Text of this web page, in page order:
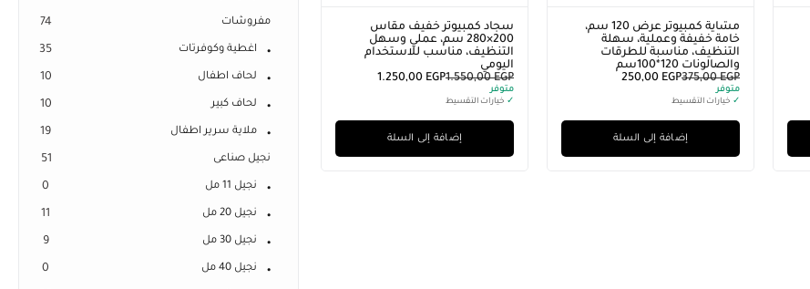
مشاية كمبيوتر عرض 120 سم،
خامة خفيفة وعملية، سهلة
التنظيف، مناسبة للطرقات
والصالونات 120*100سم
375,00EGP
250,00 EGP
متوفر
✓ خيارات التقسيط
إضافة إلى السلة
سجاد كمبيوتر خفيف مقاس
200×280 سم، عملي وسهل
التنظيف، مناسب للاستخدام
اليومي
1.550,00EGP
1.250,00 EGP
متوفر
✓ خيارات التقسيط
إضافة إلى السلة
مفروشات 74
اغطية وكوفرتات 35
لحاف اطفال 10
لحاف كبير 10
ملاية سرير اطفال 19
نجيل صناعى 51
نجيل 11 مل 0
نجيل 20 مل 11
نجيل 30 مل 9
نجيل 40 مل 0